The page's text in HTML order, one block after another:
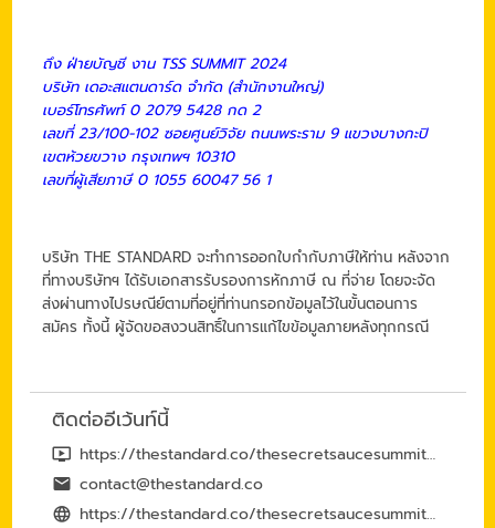
ถึง ฝ่ายบัญชี งาน TSS SUMMIT 2024
บริษัท เดอะสแตนดาร์ด จำกัด (สำนักงานใหญ่)
เบอร์โทรศัพท์ 0 2079 5428 กด 2
เลขที่ 23/100-102 ซอยศูนย์วิจัย ถนนพระราม 9 แขวงบางกะปิ
เขตห้วยขวาง กรุงเทพฯ 10310
เลขที่ผู้เสียภาษี 0 1055 60047 56 1
บริษัท THE STANDARD จะทำการออกใบกำกับภาษีให้ท่าน หลังจาก
ที่ทางบริษัทฯ ได้รับเอกสารรับรองการหักภาษี ณ ที่จ่าย โดยจะจัด
ส่งผ่านทางไปรษณีย์ตามที่อยู่ที่ท่านกรอกข้อมูลไว้ในขั้นตอนการ
สมัคร ทั้งนี้ ผู้จัดขอสงวนสิทธิ์ในการแก้ไขข้อมูลภายหลังทุกกรณี
ติดต่ออีเว้นท์นี้
https://thestandard.co/thesecretsaucesummit2024-rerun/
contact@thestandard.co
https://thestandard.co/thesecretsaucesummit2024/